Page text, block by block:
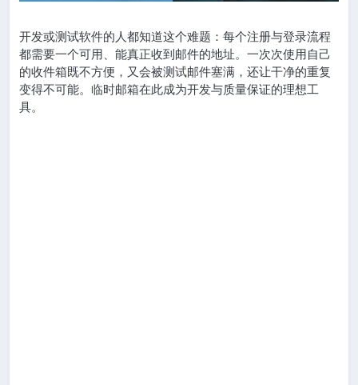
开发或测试软件的人都知道这个难题：每个注册与登录流程
都需要一个可用、能真正收到邮件的地址。一次次使用自己
的收件箱既不方便，又会被测试邮件塞满，还让干净的重复
变得不可能。临时邮箱在此成为开发与质量保证的理想工
具。